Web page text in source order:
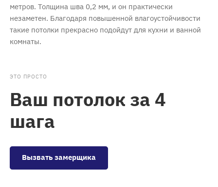
метров. Толщина шва 0,2 мм, и он практически
незаметен. Благодаря повышенной влагоустойчивости
такие потолки прекрасно подойдут для кухни и ванной
комнаты.
ЭТО ПРОСТО
Ваш потолок за 4
шага
Вызвать замерщика